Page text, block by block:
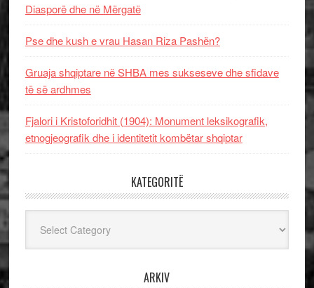
Diasporë dhe në Mërgatë
Pse dhe kush e vrau Hasan Riza Pashën?
Gruaja shqiptare në SHBA mes sukseseve dhe sfidave
të së ardhmes
Fjalori i Kristoforidhit (1904): Monument leksikografik,
etnogjeografik dhe i identitetit kombëtar shqiptar
KATEGORITË
ARKIV